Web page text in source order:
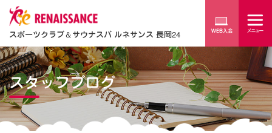
スポーツクラブ＆サウナスパ ルネサンス 長岡24
スタッフブログ